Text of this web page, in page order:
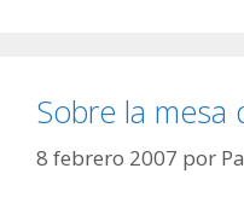
Sobre la mesa
8 febrero 2007 por